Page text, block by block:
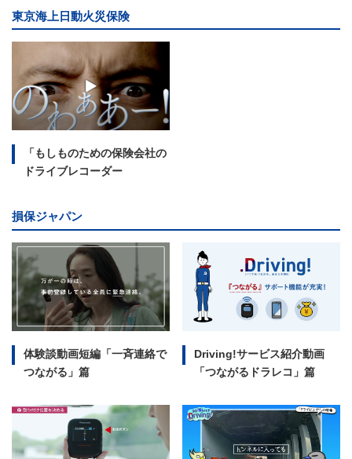
東京海上日動火災保険
「もしものための保険会社の
ドライブレコーダー
損保ジャパン
体験談動画短編 「一斉連絡で
つながる」篇
Driving!サービス紹介動画
「つながるドラレコ」篇